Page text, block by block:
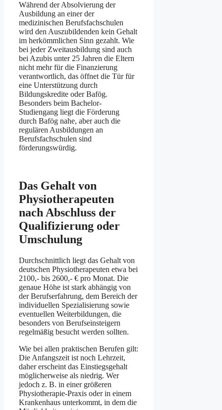
Während der Absolvierung der
Ausbildung an einer der
medizinischen Berufsfachschulen
wird den Auszubildenden kein Gehalt
im herkömmlichen Sinn gezahlt. Wie
bei jeder Zweitausbildung sind auch
bei Azubis unter 25 Jahren die Eltern
nicht mehr für die Finanzierung
verantwortlich, das öffnet die Tür für
eine Unterstützung durch
Bildungskredite oder Bafög.
Besonders beim Bachelor-
Studiengang liegt die Förderung
durch Bafög nahe, aber auch die
regulären Ausbildungen an
Berufsfachschulen sind
förderungswürdig.
Das Gehalt von
Physiotherapeuten
nach Abschluss der
Qualifizierung oder
Umschulung
Durchschnittlich liegt das Gehalt von
deutschen Physiotherapeuten etwa bei
2100,- bis 2600,- € pro Monat. Die
genaue Höhe ist stark abhängig von
der Berufserfahrung, dem Bereich der
individuellen Spezialisierung sowie
eventuellen Weiterbildungen, die
besonders von Berufseinsteigern
regelmäßig besucht werden sollten.
Wie bei allen praktischen Berufen gilt:
Die Anfangszeit ist noch Lehrzeit,
daher erscheint das Einstiegsgehalt
möglicherweise als niedrig. Wer
jedoch z. B. in einer größeren
Physiotherapie-Praxis oder in einem
Krankenhaus unterkommt, in dem die